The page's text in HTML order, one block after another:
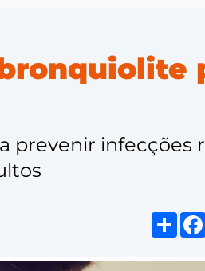
prevenir infecções